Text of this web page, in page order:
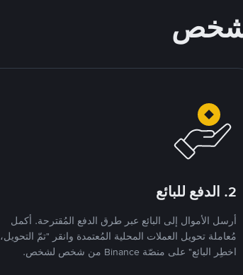
2. الدفع للبائع
أرسل الأموال إلى البائع عبر طرق الدفع المُقترحة. أكمل
مُعاملة تحويل العملات المحلية المُعتمدة وانقر "تمّ التحويل،
اخطِر البائع" على منصّة Binance من شخص لشخص.